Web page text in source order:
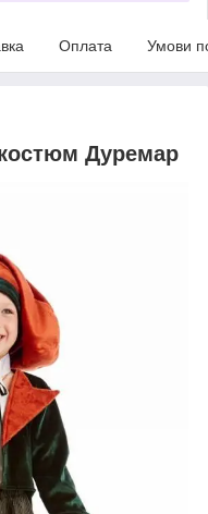
Оплата Умови
Дуремар